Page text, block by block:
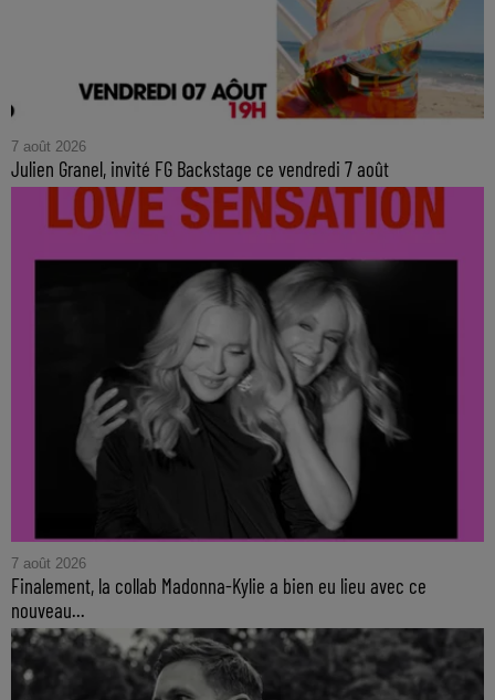
7 août 2026
Julien Granel, invité FG Backstage ce vendredi 7 août
7 août 2026
Finalement, la collab Madonna-Kylie a bien eu lieu avec ce
nouveau...